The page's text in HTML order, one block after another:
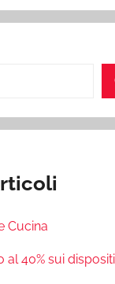
Cucina
al 40% sui